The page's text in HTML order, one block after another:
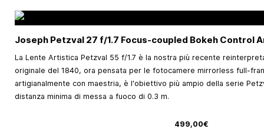
Joseph Petzval 27 f/1.7 Focus-coupled Bokeh Control
La Lente Artistica Petzval 55 f/1.7 è la nostra più recente
originale del 1840, ora pensata per le fotocamere mirrorless full-
artigianalmente con maestria, è l'obiettivo più ampio della serie
distanza minima di messa a fuoco di 0.3 m.
499,00€